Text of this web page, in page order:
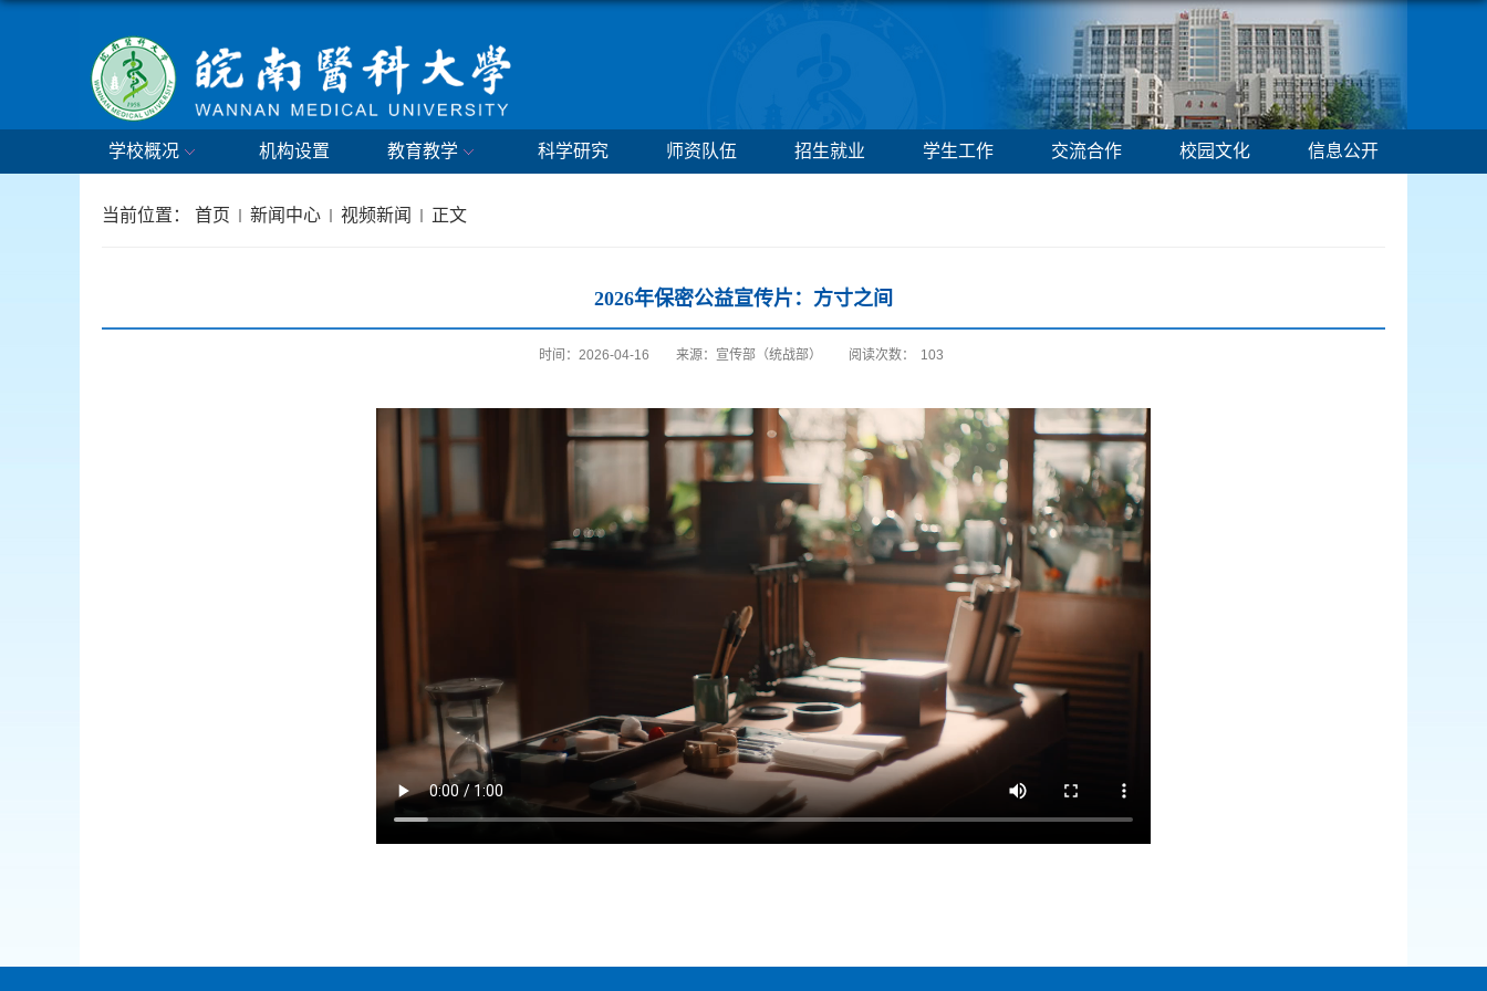
学校概况 机构设置 教育教学 科学研究 师资队伍 招生就业 学生工作 交流合作 校园文化 信息公开
当前位置： 首页 新闻中心 视频新闻 正文
2026年保密公益宣传片：方寸之间
时间：2026-04-16 来源：宣传部（统战部） 阅读次数： 103